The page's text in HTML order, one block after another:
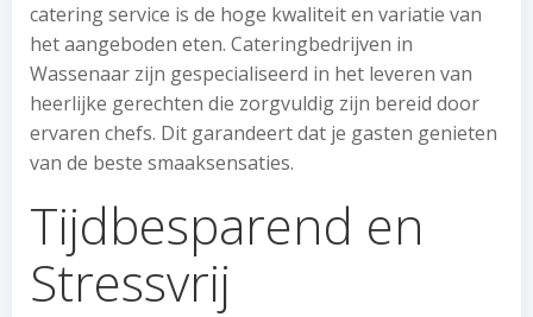
catering service is de hoge kwaliteit en variatie van
het aangeboden eten. Cateringbedrijven in
Wassenaar zijn gespecialiseerd in het leveren van
heerlijke gerechten die zorgvuldig zijn bereid door
ervaren chefs. Dit garandeert dat je gasten genieten
van de beste smaaksensaties.
Tijdbesparend en
Stressvrij